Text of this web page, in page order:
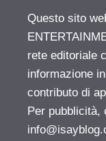
Questo sito
rete editoriale
informazione
contributo di
Per pubblicità,